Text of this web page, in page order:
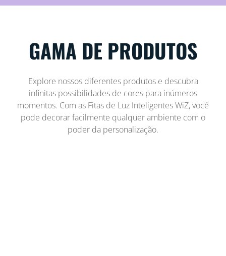
GAMA DE PRODUTOS
Explore nossos diferentes produtos e descubra
infinitas possibilidades de cores para inúmeros
momentos. Com as Fitas de Luz Inteligentes WiZ, você
pode decorar facilmente qualquer ambiente com o
poder da personalização.